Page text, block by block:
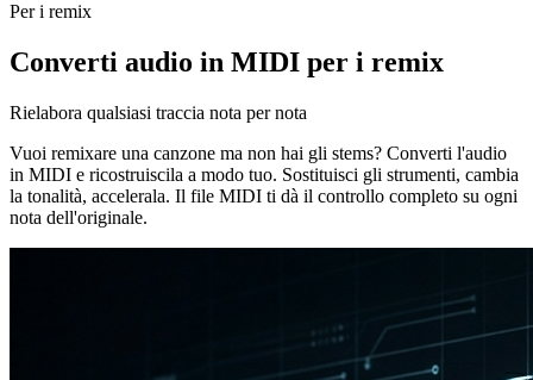
Per i remix
Converti audio in MIDI per i remix
Rielabora qualsiasi traccia nota per nota
Vuoi remixare una canzone ma non hai gli stems? Converti l'audio
in MIDI e ricostruiscila a modo tuo. Sostituisci gli strumenti, cambia
la tonalità, accelerala. Il file MIDI ti dà il controllo completo su ogni
nota dell'originale.